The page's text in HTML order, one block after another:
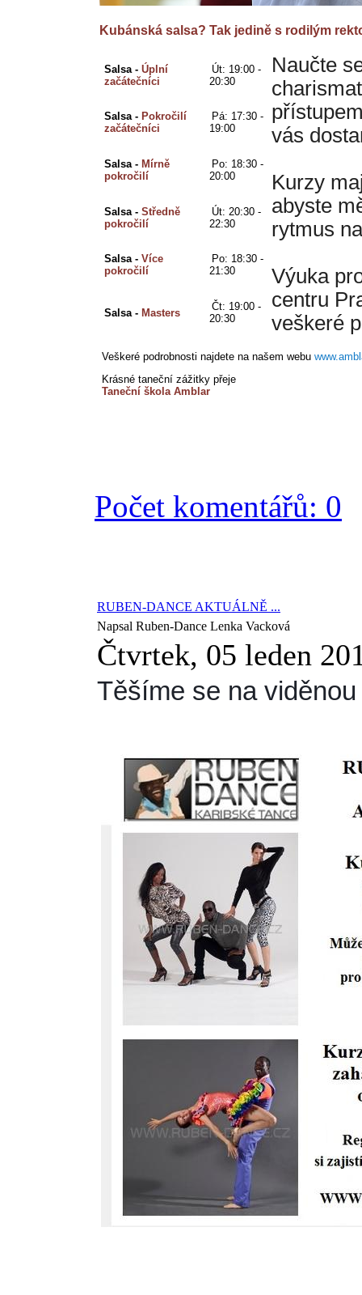
Kubánská salsa? Tak jedině s rodilým
Salsa - Úplní
začátečníci
Út: 19:00 -
20:30
Naučte
vás
Kurzy
abyste
rytmus
Výuka
centru
veškeré
Salsa - Pokročilí
začátečníci
Pá: 17:30 -
19:00
Salsa - Mírně
pokročilí
Po: 18:30 -
20:00
Salsa - Středně
pokročilí
Út: 20:30 -
22:30
Salsa - Více
pokročilí
Po: 18:30 -
21:30
Salsa - Masters
Čt: 19:00 -
20:30
Veškeré podrobnosti najdete na našem webu
Krásné taneční zážitky přeje
Taneční škola Amblar
Počet komentářů: 0
RUBEN-DANCE AKTUÁLNĚ ...
Napsal Ruben-Dance Lenka Vacková
Čtvrtek, 05 leden
Těšíme se na